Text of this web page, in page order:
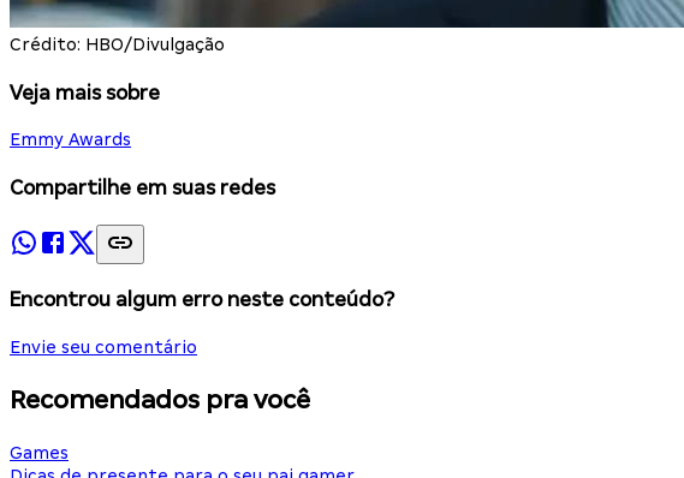
Crédito: HBO/Divulgação
Veja mais sobre
Emmy Awards
Compartilhe em suas redes
Encontrou algum erro neste conteúdo?
Envie seu comentário
Recomendados pra você
Games